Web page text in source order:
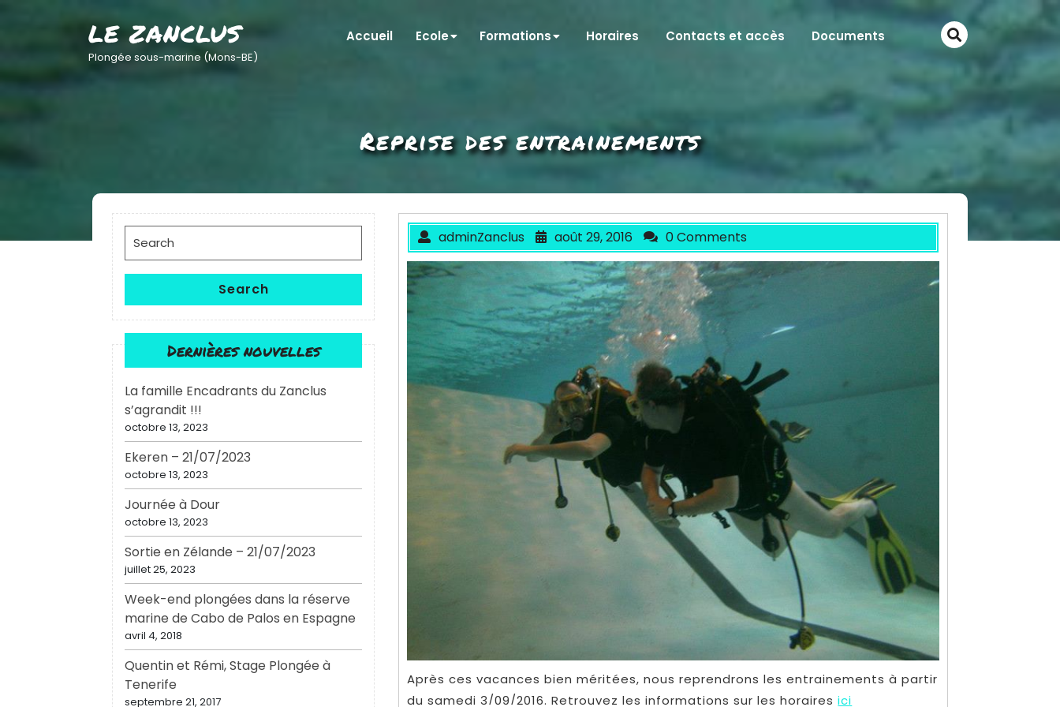
LE ZANCLUS
Plongée sous-marine (Mons-BE)
Accueil Ecole Formations Horaires Contacts et accès Documents
Reprise des entrainements
Search
for:
Search
Dernières nouvelles
La famille Encadrants du Zanclus
s’agrandit !!!
octobre 13, 2023
Ekeren – 21/07/2023
octobre 13, 2023
Journée à Dour
octobre 13, 2023
Sortie en Zélande – 21/07/2023
juillet 25, 2023
Week-end plongées dans la réserve
marine de Cabo de Palos en Espagne
avril 4, 2018
Quentin et Rémi, Stage Plongée à
Tenerife
septembre 21, 2017
adminZanclus août 29, 2016 0 Comments
Après ces vacances bien méritées, nous reprendrons les entrainements à partir
du samedi 3/09/2016. Retrouvez les informations sur les horairesici